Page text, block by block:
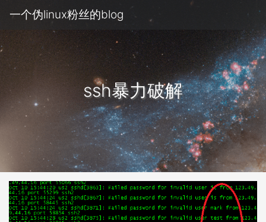
一个伪linux粉丝的blog
ssh暴力破解